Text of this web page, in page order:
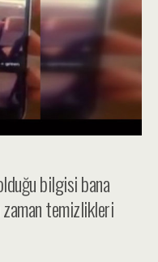
bilgisi bana
zaman temizlikleri